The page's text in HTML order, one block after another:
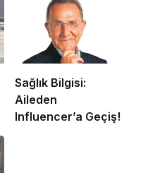
Sağlık Bilgisi:
Aileden
Influencer’a Geçiş!